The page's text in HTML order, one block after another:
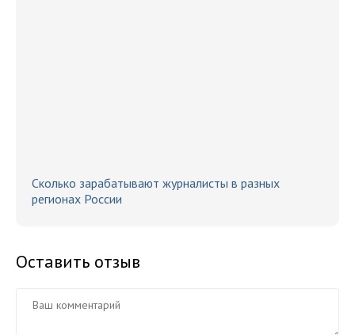
Сколько зарабатывают журналисты в разных
регионах России
Оставить отзыв